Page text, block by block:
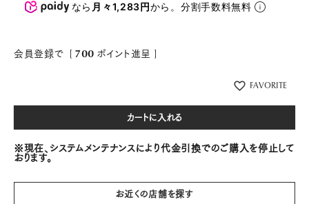
なら 月々1,283円から。分割手数料無料
会員登録で [ 700 ポイント進呈 ]
FAVORITE
カートに入れる
※現在、システムメンテナンスにより代金引換でのご購入を停止して
おります。
お近くの店舗を探す